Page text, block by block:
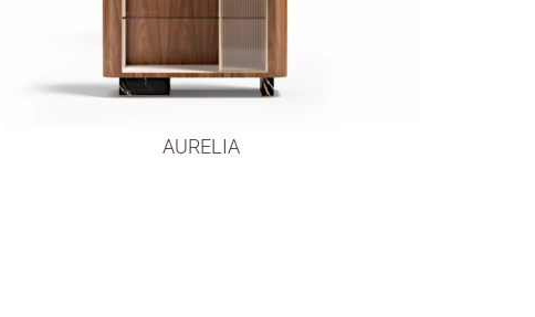
AURELIA